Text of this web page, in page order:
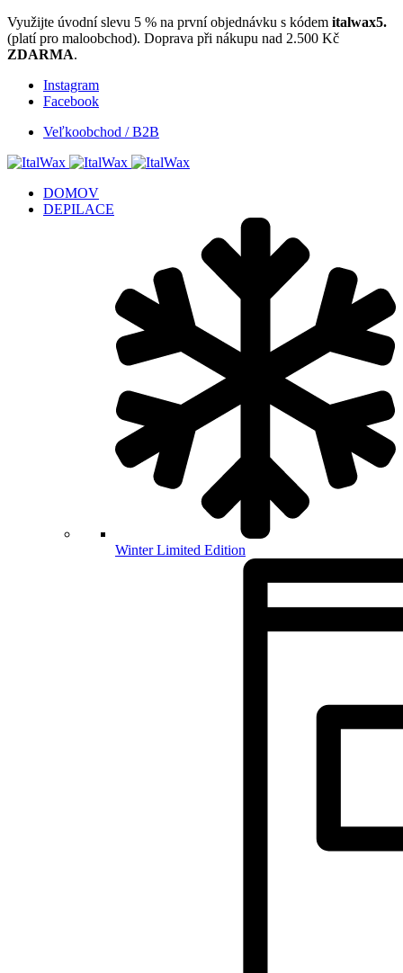
Využijte úvodní slevu 5 % na první objednávku s kódem italwax5.
(platí pro maloobchod). Doprava při nákupu nad 2.500 Kč
ZDARMA.
Instagram
Facebook
Veľkoobchod / B2B
DOMOV
DEPILACE
Winter Limited Edition